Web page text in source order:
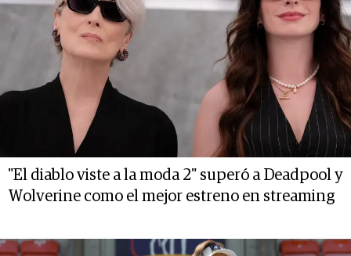
"El diablo viste a la moda 2" superó a Deadpool y
Wolverine como el mejor estreno en streaming